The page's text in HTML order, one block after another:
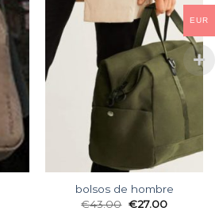
bolsos de hombre
€43.00 €27.00
EUR